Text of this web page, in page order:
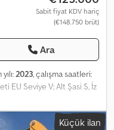
Sabit fiyat KDV hariç
(€148.750 brüt)
Ara
2023, çalışma saatleri:
EU Seviye V; Alt Şasi S, İz
2600 mm'lik
Koltuğu Konfor; Mini
bom; Boru kırılmasına
Küçük ilan